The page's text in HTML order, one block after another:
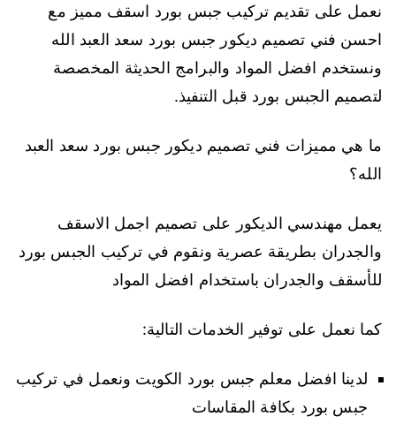
نعمل على تقديم تركيب جبس بورد اسقف مميز مع
احسن فني تصميم ديكور جبس بورد سعد العبد الله
ونستخدم افضل المواد والبرامج الحديثة المخصصة
لتصميم الجبس بورد قبل التنفيذ.
ما هي مميزات فني تصميم ديكور جبس بورد سعد العبد
الله؟
يعمل مهندسي الديكور على تصميم اجمل الاسقف
والجدران بطريقة عصرية ونقوم في تركيب الجبس بورد
للأسقف والجدران باستخدام افضل المواد
كما نعمل على توفير الخدمات التالية:
لدينا افضل معلم جبس بورد الكويت ونعمل في تركيب
جبس بورد بكافة المقاسات